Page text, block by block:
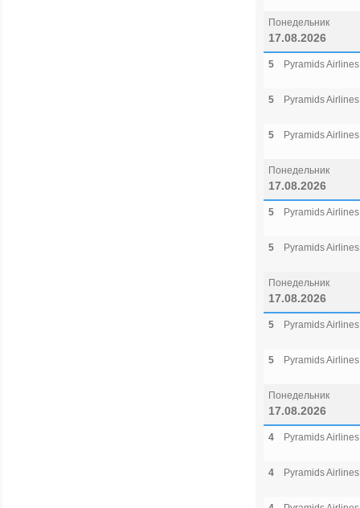
Понедельник
17.08.2026
5 Pyramids Airlines
5 Pyramids Airlines
5 Pyramids Airlines
Понедельник
17.08.2026
5 Pyramids Airlines
5 Pyramids Airlines
Понедельник
17.08.2026
5 Pyramids Airlines
5 Pyramids Airlines
Понедельник
17.08.2026
4 Pyramids Airlines
4 Pyramids Airlines